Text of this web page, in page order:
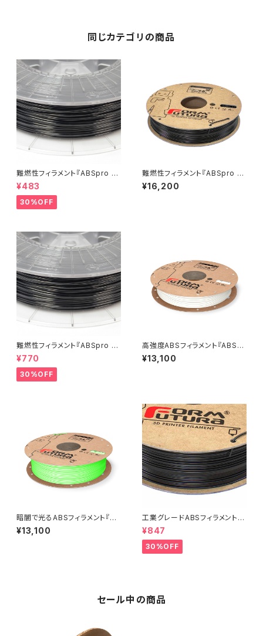
同じカテゴリの商品
難燃性フィラメント『ABSpro Fl
ame Retardant』：お試しサン
プル 5M
¥483
30%OFF
難燃性フィラメント『ABSpro Fl
ame Retardant』
¥16,200
難燃性フィラメント『ABSpro Fl
ame Retardant』：お試しサン
プル 10M
¥770
30%OFF
高強度ABSフィラメント『ABSpr
o』
¥13,100
暗闇で光るABSフィラメント『Ea
syFil ABS Glow』
¥13,100
工業グレードABSフィラメント
『TitanX』：お試しサンプル 10M
¥847
30%OFF
セール中の商品